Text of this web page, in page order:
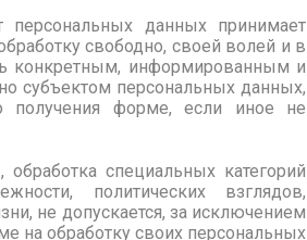
персональных данных принимает
свободно, своей волей и в
конкретным, информированным и
субъектом персональных данных,
получения форме, если иное не
специальных категорий
политических взглядов,
не допускается, за исключением
на обработку своих персональных